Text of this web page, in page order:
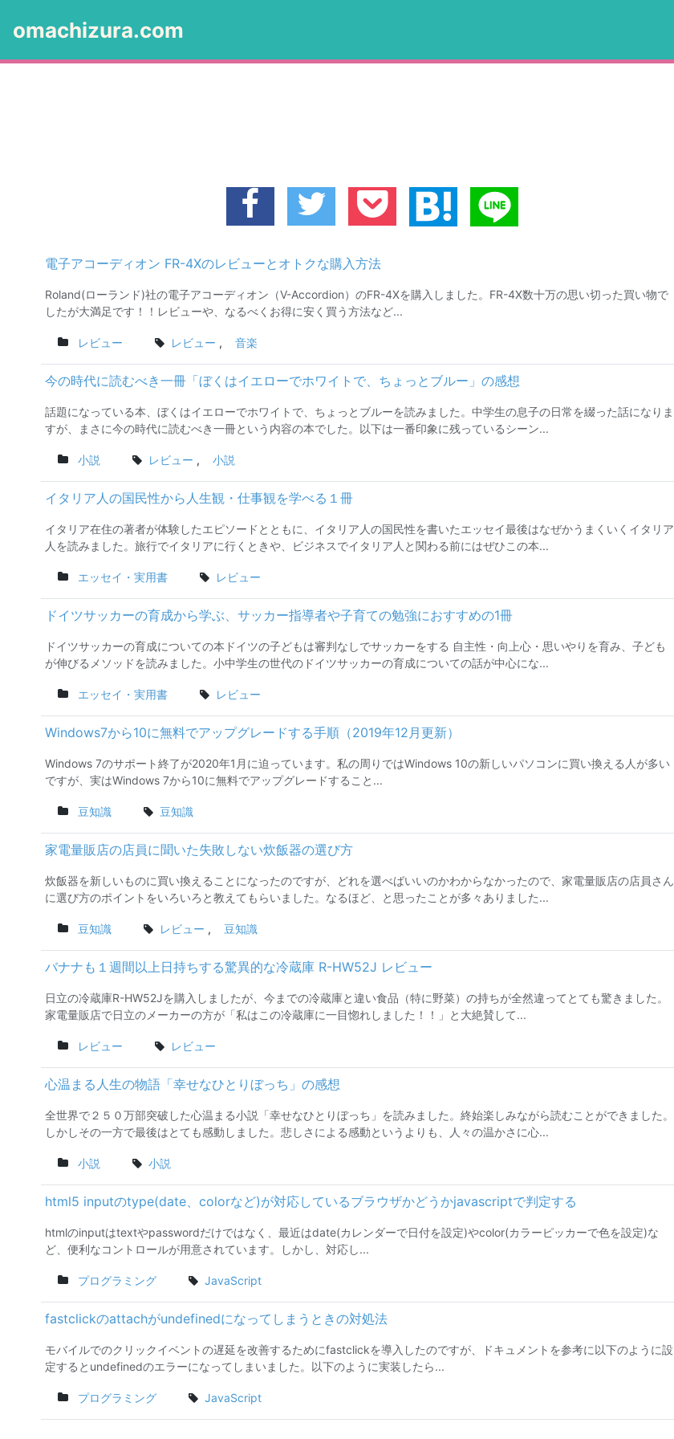
omachizura.com
電子アコーディオン FR-4Xのレビューとオトクな購入方法
Roland(ローランド)社の電子アコーディオン（V-Accordion）のFR-4Xを購入しました。FR-4X数十万の思い切った買い物で
したが大満足です！！レビューや、なるべくお得に安く買う方法など...
レビュー レビュー , 音楽
今の時代に読むべき一冊「ぼくはイエローでホワイトで、ちょっとブルー」の感想
話題になっている本、ぼくはイエローでホワイトで、ちょっとブルーを読みました。中学生の息子の日常を綴った話になりま
すが、まさに今の時代に読むべき一冊という内容の本でした。以下は一番印象に残っているシーン...
小説 レビュー , 小説
イタリア人の国民性から人生観・仕事観を学べる１冊
イタリア在住の著者が体験したエピソードとともに、イタリア人の国民性を書いたエッセイ最後はなぜかうまくいくイタリア
人を読みました。旅行でイタリアに行くときや、ビジネスでイタリア人と関わる前にはぜひこの本...
エッセイ・実用書 レビュー
ドイツサッカーの育成から学ぶ、サッカー指導者や子育ての勉強におすすめの1冊
ドイツサッカーの育成についての本ドイツの子どもは審判なしでサッカーをする 自主性・向上心・思いやりを育み、子ども
が伸びるメソッドを読みました。小中学生の世代のドイツサッカーの育成についての話が中心にな...
エッセイ・実用書 レビュー
Windows7から10に無料でアップグレードする手順（2019年12月更新）
Windows 7のサポート終了が2020年1月に迫っています。私の周りではWindows 10の新しいパソコンに買い換える人が多い
ですが、実はWindows 7から10に無料でアップグレードすること...
豆知識 豆知識
家電量販店の店員に聞いた失敗しない炊飯器の選び方
炊飯器を新しいものに買い換えることになったのですが、どれを選べばいいのかわからなかったので、家電量販店の店員さん
に選び方のポイントをいろいろと教えてもらいました。なるほど、と思ったことが多々ありました...
豆知識 レビュー , 豆知識
バナナも１週間以上日持ちする驚異的な冷蔵庫 R-HW52J レビュー
日立の冷蔵庫R-HW52Jを購入しましたが、今までの冷蔵庫と違い食品（特に野菜）の持ちが全然違ってとても驚きました。
家電量販店で日立のメーカーの方が「私はこの冷蔵庫に一目惚れしました！！」と大絶賛して...
レビュー レビュー
心温まる人生の物語「幸せなひとりぼっち」の感想
全世界で２５０万部突破した心温まる小説「幸せなひとりぼっち」を読みました。終始楽しみながら読むことができました。
しかしその一方で最後はとても感動しました。悲しさによる感動というよりも、人々の温かさに心...
小説 小説
html5 inputのtype(date、colorなど)が対応しているブラウザかどうかjavascriptで判定する
htmlのinputはtextやpasswordだけではなく、最近はdate(カレンダーで日付を設定)やcolor(カラーピッカーで色を設定)な
ど、便利なコントロールが用意されています。しかし、対応し...
プログラミング JavaScript
fastclickのattachがundefinedになってしまうときの対処法
モバイルでのクリックイベントの遅延を改善するためにfastclickを導入したのですが、ドキュメントを参考に以下のように設
定するとundefinedのエラーになってしまいました。以下のように実装したら...
プログラミング JavaScript